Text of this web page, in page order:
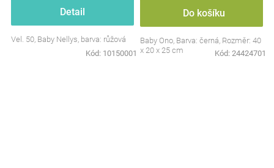
Detail
Vel. 50, Baby Nellys, barva: růžová
Kód: 10150001
Do košíku
Baby Ono, Barva: černá, Rozměr: 40
x 20 x 25 cm
Kód: 24424701